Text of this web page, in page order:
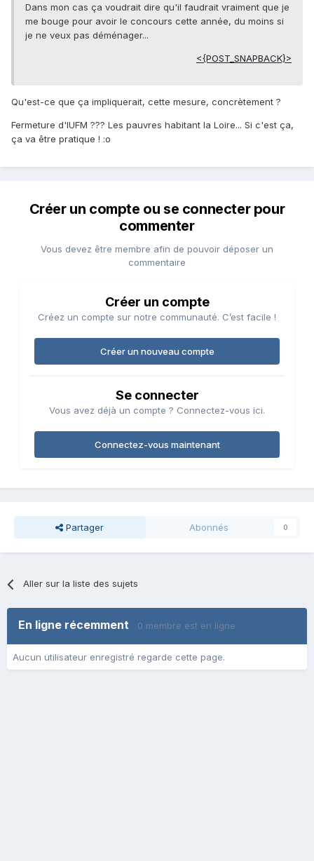
Dans mon cas ça voudrait dire qu'il faudrait vraiment que je
me bouge pour avoir le concours cette année, du moins si
je ne veux pas déménager...
<{POST_SNAPBACK}>
Qu'est-ce que ça impliquerait, cette mesure, concrètement ?
Fermeture d'IUFM ??? Les pauvres habitant la Loire... Si c'est ça,
ça va être pratique ! :o
Créer un compte ou se connecter pour
commenter
Vous devez être membre afin de pouvoir déposer un
commentaire
Créer un compte
Créez un compte sur notre communauté. C’est facile !
Créer un nouveau compte
Se connecter
Vous avez déjà un compte ? Connectez-vous ici.
Connectez-vous maintenant
Partager Abonnés 0
Aller sur la liste des sujets
En ligne récemment 0 membre est en ligne
Aucun utilisateur enregistré regarde cette page.